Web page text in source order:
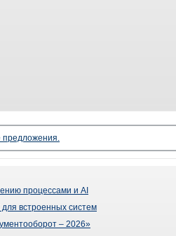
предложения.
процессами и AI
встроенных систем
– 2026»